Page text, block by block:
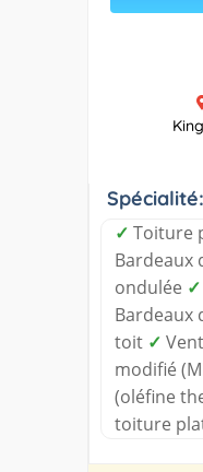
Spécialité:
✓ Toiture
Bardeaux
ondulée ✓
Bardeaux
toit ✓
modifié
(oléfine
toiture